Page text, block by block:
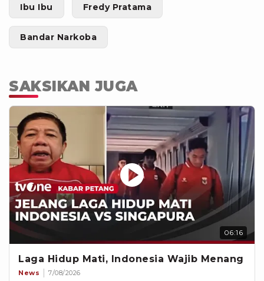
Ibu Ibu Fredy Pratama
Bandar Narkoba
SAKSIKAN JUGA
06:16
Laga Hidup Mati, Indonesia Wajib Menang
News 7/08/2026